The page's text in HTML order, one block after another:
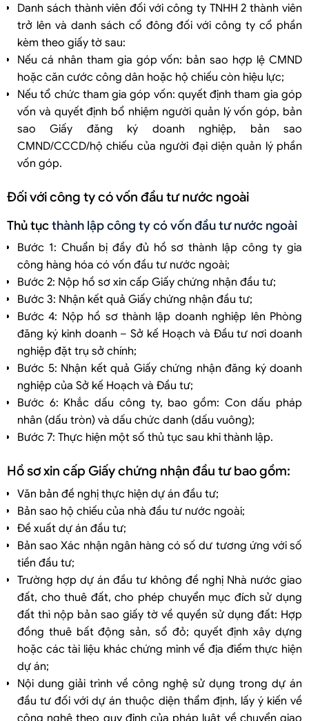
Danh sách thành viên đối với công ty TNHH 2 thành viên
trở lên và danh sách cổ đông đối với công ty cổ phần
kèm theo giấy tờ sau:
Nếu cá nhân tham gia góp vốn: bản sao hợp lệ CMND
hoặc căn cước công dân hoặc hộ chiếu còn hiệu lực;
Nếu tổ chức tham gia góp vốn: quyết định tham gia góp
vốn và quyết định bổ nhiệm người quản lý vốn góp, bản
sao Giấy đăng ký doanh nghiệp, bản sao
CMND/CCCD/hộ chiếu của người đại diện quản lý phần
vốn góp.
Đối với công ty có vốn đầu tư nước ngoài
Thủ tụcthành lập công ty có vốn đầu tư nước ngoài
Bước 1: Chuẩn bị đầy đủ hồ sơ thành lập công ty gia
công hàng hóa có vốn đầu tư nước ngoài;
Bước 2: Nộp hồ sơ xin cấp Giấy chứng nhận đầu tư;
Bước 3: Nhận kết quả Giấy chứng nhận đầu tư;
Bước 4: Nộp hồ sơ thành lập doanh nghiệp lên Phòng
đăng ký kinh doanh – Sở kế Hoạch và Đầu tư nơi doanh
nghiệp đặt trụ sở chính;
Bước 5: Nhận kết quả Giấy chứng nhận đăng ký doanh
nghiệp của Sở kế Hoạch và Đầu tư;
Bước 6: Khắc dấu công ty, bao gồm: Con dấu pháp
nhân (dấu tròn) và dấu chức danh (dấu vuông);
Bước 7: Thực hiện một số thủ tục sau khi thành lập.
Hồ sơ xin cấp Giấy chứng nhận đầu tư bao gồm:
Văn bản đề nghị thực hiện dự án đầu tư;
Bản sao hộ chiếu của nhà đầu tư nước ngoài;
Đề xuất dự án đầu tư;
Bản sao Xác nhận ngân hàng có số dư tương ứng với số
tiền đầu tư;
Trường hợp dự án đầu tư không đề nghị Nhà nước giao
đất, cho thuê đất, cho phép chuyển mục đích sử dụng
đất thì nộp bản sao giấy tờ về quyền sử dụng đất: Hợp
đồng thuê bất động sản, sổ đỏ; quyết định xây dựng
hoặc các tài liệu khác chứng minh về địa điểm thực hiện
dự án;
Nội dung giải trình về công nghệ sử dụng trong dự án
đầu tư đối với dự án thuộc diện thẩm định, lấy ý kiến về
công nghệ theo quy định của pháp luật về chuyển giao